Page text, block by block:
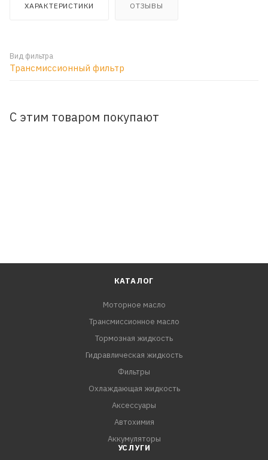
ХАРАКТЕРИСТИКИ ОТЗЫВЫ
Вид фильтра
Трансмиссионный фильтр
С этим товаром покупают
КАТАЛОГ
Моторное масло
Трансмиссионное масло
Тормозная жидкость
Гидравлическая жидкость
Фильтры
Охлаждающая жидкость
Аксессуары
Автохимия
Аккумуляторы
УСЛУГИ